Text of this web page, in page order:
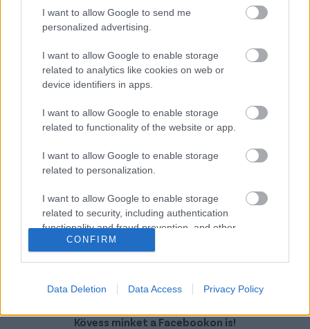
I want to allow Google to send me
personalized advertising.
I want to allow Google to enable storage
related to analytics like cookies on web or
device identifiers in apps.
I want to allow Google to enable storage
related to functionality of the website or app.
I want to allow Google to enable storage
related to personalization.
I want to allow Google to enable storage
related to security, including authentication
functionality and fraud prevention, and other
user protection.
CONFIRM
Data Deletion Data Access Privacy Policy
Autópiac
Ford Capri
15 290 000 Ft
Ford Capri
Üzemanyag: Elektromos
12 980 000 Ft
TOVÁBBI AJÁNLATOK
Kövess minket a Facebookon is!